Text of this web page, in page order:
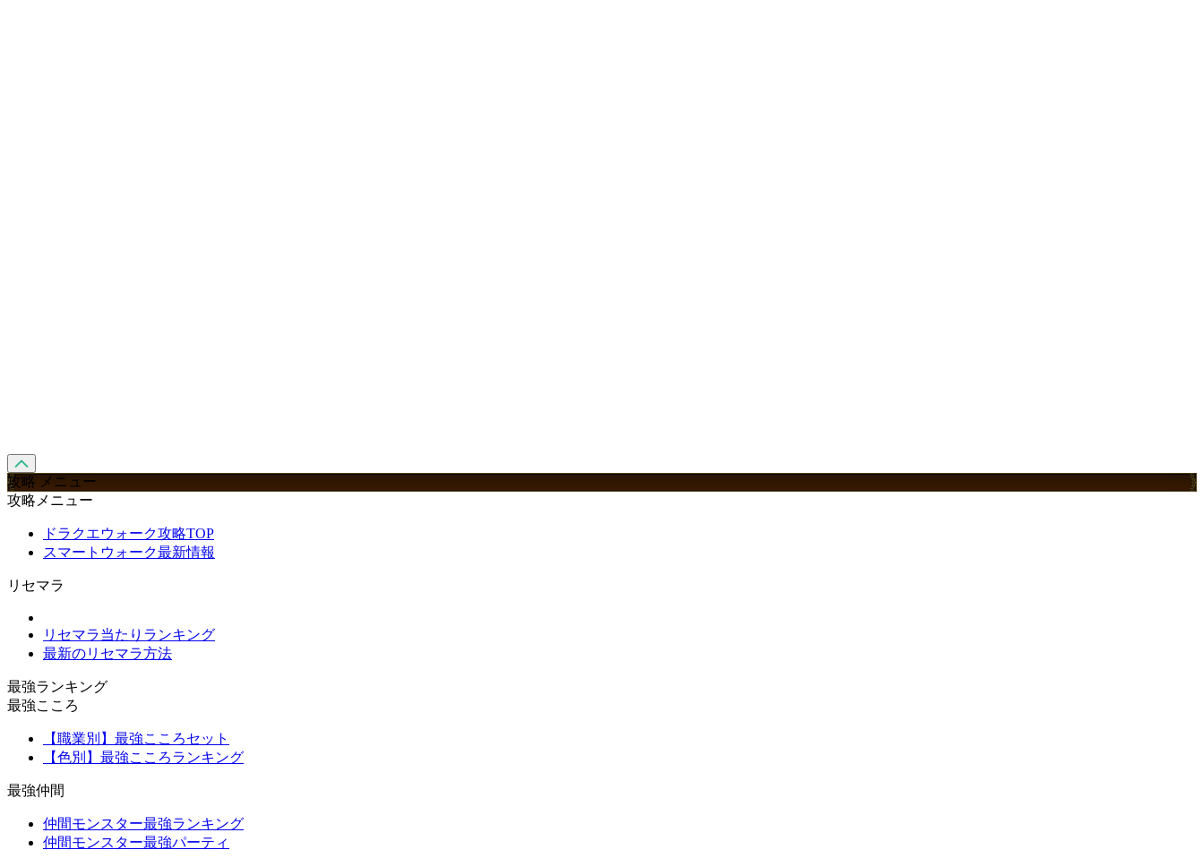
攻略 メニュー
攻略メニュー
ドラクエウォーク攻略TOP
スマートウォーク最新情報
リセマラ
リセマラ当たりランキング
最新のリセマラ方法
最強ランキング
最強こころ
【職業別】最強こころセット
【色別】最強こころランキング
最強仲間
仲間モンスター最強ランキング
仲間モンスター最強パーティ